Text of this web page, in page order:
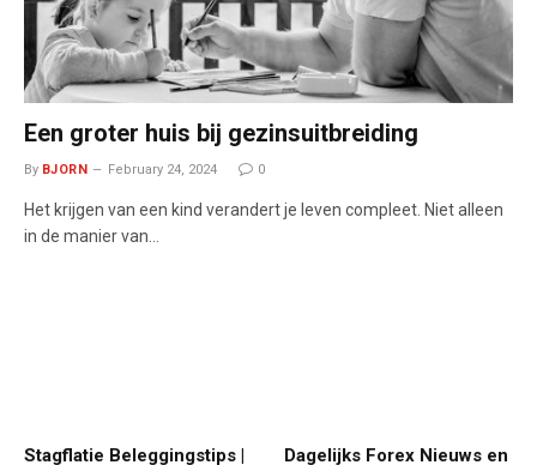
Een groter huis bij gezinsuitbreiding
By BJORN February 24, 2024 0
Het krijgen van een kind verandert je leven compleet. Niet alleen
in de manier van…
Stagflatie Beleggingstips |
Dagelijks Forex Nieuws en